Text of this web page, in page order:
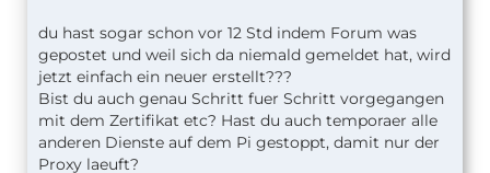
du hast sogar schon vor 12 Std indem Forum was
gepostet und weil sich da niemald gemeldet hat, wird
jetzt einfach ein neuer erstellt???
Bist du auch genau Schritt fuer Schritt vorgegangen
mit dem Zertifikat etc? Hast du auch temporaer alle
anderen Dienste auf dem Pi gestoppt, damit nur der
Proxy laeuft?